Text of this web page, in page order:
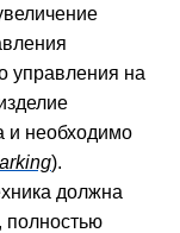
управления на
и необходимо
).
должна
полностью